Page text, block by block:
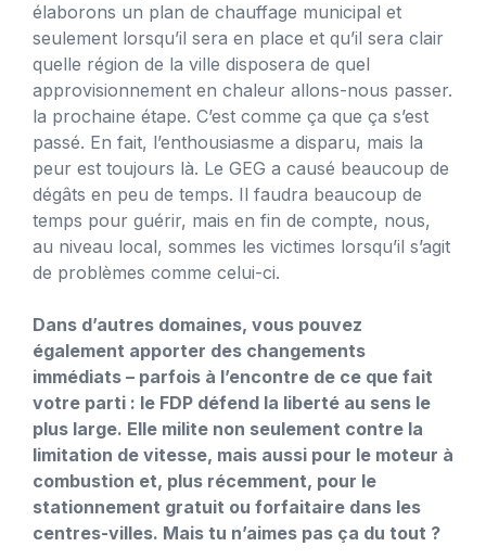
élaborons un plan de chauffage municipal et
seulement lorsqu’il sera en place et qu’il sera clair
quelle région de la ville disposera de quel
approvisionnement en chaleur allons-nous passer.
la prochaine étape. C’est comme ça que ça s’est
passé. En fait, l’enthousiasme a disparu, mais la
peur est toujours là. Le GEG a causé beaucoup de
dégâts en peu de temps. Il faudra beaucoup de
temps pour guérir, mais en fin de compte, nous,
au niveau local, sommes les victimes lorsqu’il s’agit
de problèmes comme celui-ci.
Dans d’autres domaines, vous pouvez
également apporter des changements
immédiats – parfois à l’encontre de ce que fait
votre parti : le FDP défend la liberté au sens le
plus large. Elle milite non seulement contre la
limitation de vitesse, mais aussi pour le moteur à
combustion et, plus récemment, pour le
stationnement gratuit ou forfaitaire dans les
centres-villes. Mais tu n’aimes pas ça du tout ?